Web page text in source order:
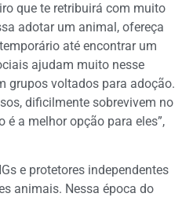
que te retribuirá com muito
adotar um animal, ofereça
até encontrar um
ajudam muito nesse
grupos voltados para adoção.
dificilmente sobrevivem no
a melhor opção para eles”,
e protetores independentes
animais. Nessa época do